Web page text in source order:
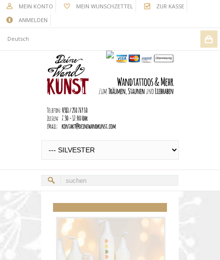
MEIN KONTO MEIN WUNSCHZETTEL
ZUR KASSE
ANMELDEN
Deutsch